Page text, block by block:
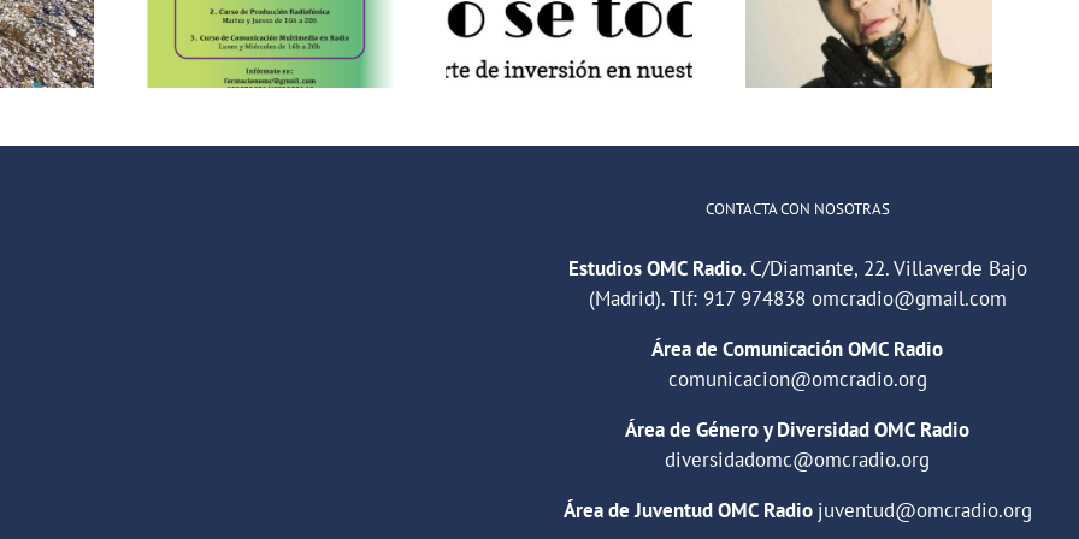
movimiento
vecinal contra
los recortes
los estudios de
OMC Radio
#violenciamachista
espacio para
jóvenes
reporteros
CONTACTA CON NOSOTRAS
Estudios OMC Radio.C/Diamante, 22. Villaverde Bajo
(Madrid). Tlf: 917 974838 omcradio@gmail.com
Área de Comunicación OMC Radio
comunicacion@omcradio.org
Área de Género y Diversidad OMC Radio
diversidadomc@omcradio.org
Área de Juventud OMC Radio juventud@omcradio.org